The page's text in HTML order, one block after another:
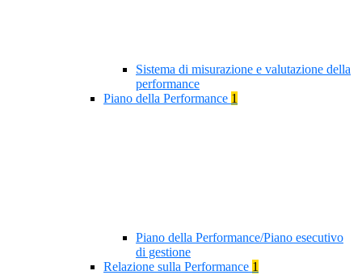
Sistema di misurazione e valutazione della
performance
Piano della Performance 1
Piano della Performance/Piano esecutivo
di gestione
Relazione sulla Performance 1